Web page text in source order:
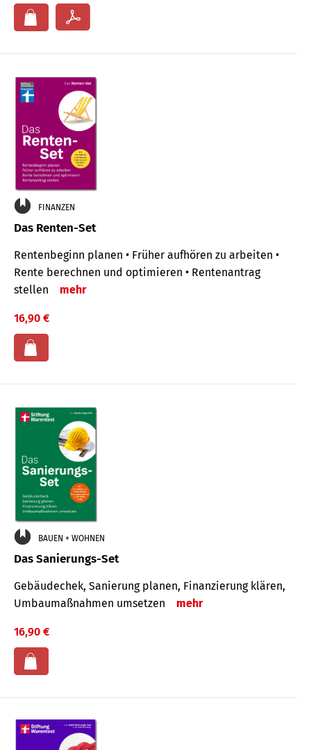
FINANZEN
Das Renten-Set
Rentenbeginn planen • Früher aufhören zu arbeiten •
Rente berechnen und optimieren • Rentenantrag
stellen
mehr
16,90 €
BAUEN + WOHNEN
Das Sanierungs-Set
Gebäudechek, Sanierung planen, Finanzierung klären,
Umbaumaßnahmen umsetzen
mehr
16,90 €